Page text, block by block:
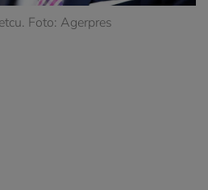
Foto: Agerpres